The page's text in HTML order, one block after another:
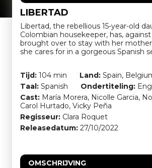
LIBERTAD
Libertad, the rebellious 15-year-old
Colombian housekeeper, has,
brought over to stay with her
she cares for in a gorgeous Spanish
Tijd: 104 min Land: Spain,
Taal: Spanish Ondertiteling:
Cast: María Morera, Nicolle Garcia,
Carol Hurtado, Vicky Peña
Regisseur: Clara Roquet
Releasedatum: 27/10/2022
OMSCHRIJVING